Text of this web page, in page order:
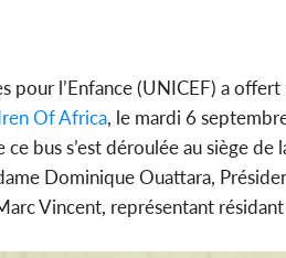
pour l’Enfance (UNICEF) a
Of Africa, le mardi 6
bus s’est déroulée au siège de
Dominique Ouattara,
Vincent, représentant résidant